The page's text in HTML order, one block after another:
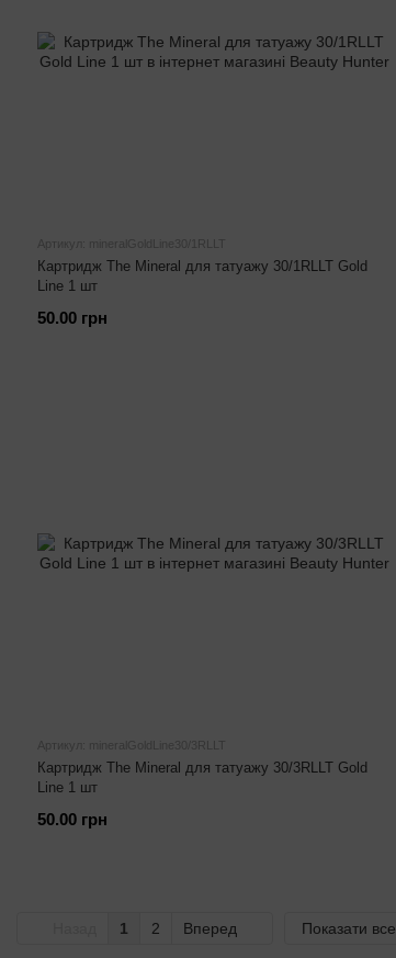
Артикул: mineralGoldLine30/1RLLT
Картридж The Mineral для татуажу 30/1RLLT Gold
Line 1 шт
50.00 грн
Артикул: mineralGoldLine30/3RLLT
Картридж The Mineral для татуажу 30/3RLLT Gold
Line 1 шт
50.00 грн
1 2 Вперед Показати все